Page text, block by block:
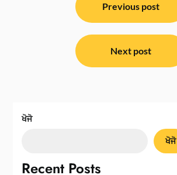
Previous post
Next post
ਖੋਜੋ
ਖੋਜੋ
Recent Posts